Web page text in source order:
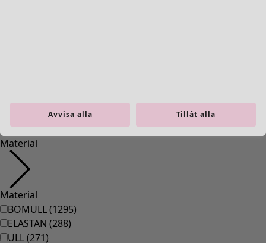
Inredning
Nyheter
All inredning
Gardiner
Kuddar & kuddfodral
Mattor
Avvisa alla Tillåt alla